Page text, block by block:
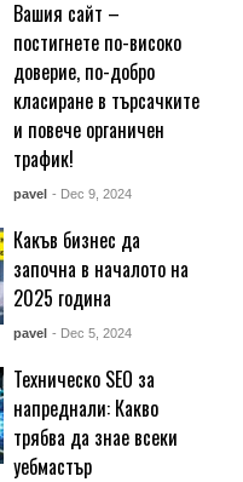
Вашия сайт –
постигнете по-високо
доверие, по-добро
класиране в търсачките
и повече органичен
трафик!
pavel - Dec 9, 2024
Какъв бизнес да
започна в началото на
2025 година
pavel - Dec 5, 2024
Техническо SEO за
напреднали: Какво
трябва да знае всеки
уебмастър